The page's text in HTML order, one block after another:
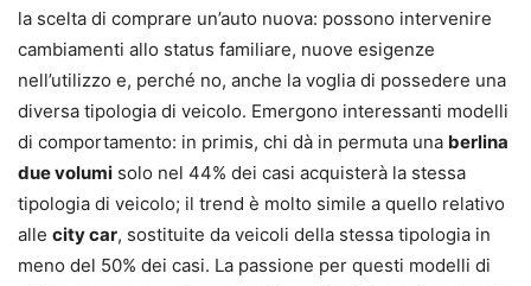
la scelta di comprare un’auto nuova: possono intervenire
cambiamenti allo status familiare, nuove esigenze
nell’utilizzo e, perché no, anche la voglia di possedere una
diversa tipologia di veicolo. Emergono interessanti modelli
di comportamento: in primis, chi dà in permuta una berlina
due volumi solo nel 44% dei casi acquisterà la stessa
tipologia di veicolo; il trend è molto simile a quello relativo
alle city car, sostituite da veicoli della stessa tipologia in
meno del 50% dei casi. La passione per questi modelli di